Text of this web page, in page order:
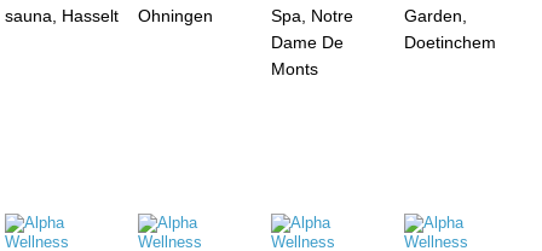
sauna, Hasselt
Ohningen
Spa, Notre
Dame De
Monts
Garden,
Doetinchem